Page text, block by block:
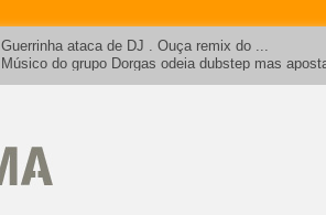
Guerrinha ataca de DJ . Ouça remix do ...
Músico do grupo Dorgas odeia dubstep mas
house em projeto solo obcecado por Terre